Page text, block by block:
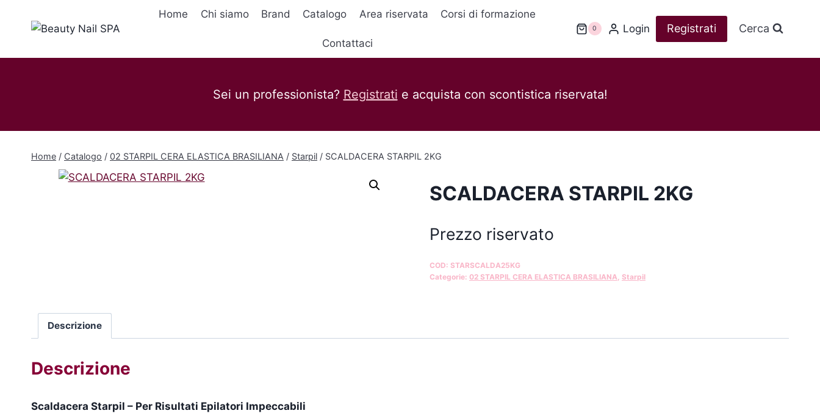
Home Chi siamo Brand Catalogo Area riservata Corsi di formazione
Contattaci
0 Login Registrati Cerca
Sei un professionista? Registrati e acquista con scontistica riservata!
Home / Catalogo / 02 STARPIL CERA ELASTICA BRASILIANA / Starpil / SCALDACERA STARPIL 2KG
SCALDACERA STARPIL 2KG
Prezzo riservato
COD: STARSCALDA25KG
Categorie: 02 STARPIL CERA ELASTICA BRASILIANA, Starpil
Descrizione
Descrizione
Scaldacera Starpil – Per Risultati Epilatori Impeccabili